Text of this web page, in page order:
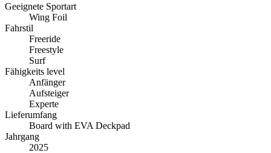
Geeignete Sportart
Wing Foil
Fahrstil
Freeride
Freestyle
Surf
Fähigkeits level
Anfänger
Aufsteiger
Experte
Lieferumfang
Board with EVA Deckpad
Jahrgang
2025